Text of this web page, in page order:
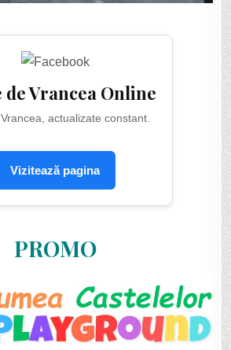
Vrancea Online
actualizate constant.
Vizitează pagina
PROMO